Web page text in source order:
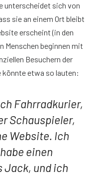
unterscheidet sich von
sie an einem Ort bleibt
erscheint (in den
Menschen beginnen mit
Besuchern der
etwa so lauten:
Fahrradkurier,
Schauspieler,
Website. Ich
einen
Jack, und ich